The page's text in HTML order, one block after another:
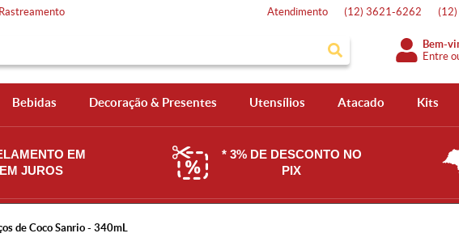
Rastreamento Atendimento (12) 3621-6262 (12)
Bem-
Entre
Bebidas Decoração & Presentes Utensílios Atacado Kits
EM
JUROS
* 3% DE DESCONTO NO
PIX
de Coco Sanrio - 340mL